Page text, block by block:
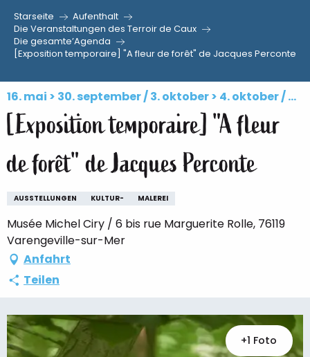
Aller
contenu
principal
Starseite
Aufenthalt
Die Veranstaltungen des Terroir de Caux
Die gesamte’Agenda
[Exposition temporaire] "A fleur de forêt" de Jacques Perconte
16. mai > 30. september / 3. oktober > 4. oktober / ...
[Exposition temporaire] "A fleur
de forêt" de Jacques Perconte
AUSSTELLUNGEN KULTUR- MALEREI
Musée Michel Ciry / 6 bis rue Marguerite Rolle, 76119
Varengeville-sur-Mer
Anfahrt
Teilen
+1 Foto